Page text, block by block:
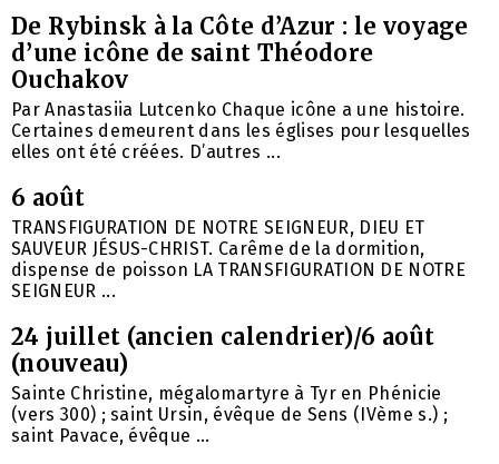
De Rybinsk à la Côte d’Azur : le voyage
d’une icône de saint Théodore
Ouchakov
Par Anastasiia Lutcenko Chaque icône a une histoire.
Certaines demeurent dans les églises pour lesquelles
elles ont été créées. D’autres ...
6 août
TRANSFIGURATION DE NOTRE SEIGNEUR, DIEU ET
SAUVEUR JÉSUS-CHRIST. Carême de la dormition,
dispense de poisson LA TRANSFIGURATION DE NOTRE
SEIGNEUR ...
24 juillet (ancien calendrier)/6 août
(nouveau)
Sainte Christine, mégalomartyre à Tyr en Phénicie
(vers 300) ; saint Ursin, évêque de Sens (IVème s.) ;
saint Pavace, évêque ...